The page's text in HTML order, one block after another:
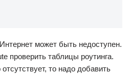
может быть недоступен.
проверить таблицы роутинга.
то надо добавить